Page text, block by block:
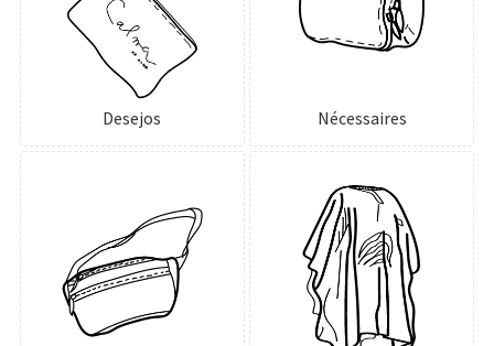
Desejos Nécessaires